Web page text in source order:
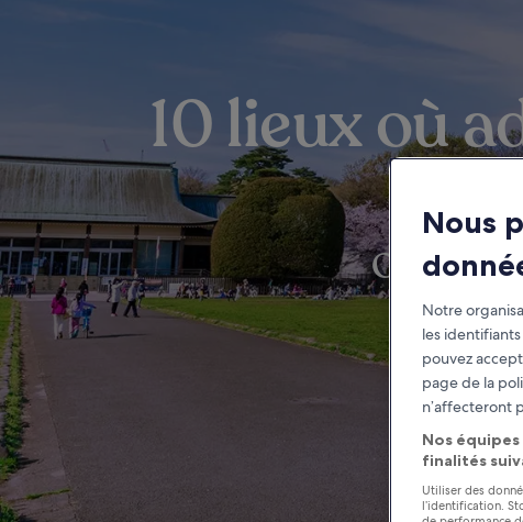
10 lieux où
Où
Nous
Notre
les
pouvez
page de la
n’affecteront
Nos
finalités
Utiliser des
l’identification.